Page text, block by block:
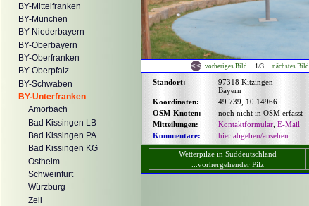
BY-Mittelfranken
BY-München
BY-Niederbayern
BY-Oberbayern
BY-Oberfranken
BY-Oberpfalz
BY-Schwaben
BY-Unterfranken
Amorbach
Bad Kissingen LB
Bad Kissingen PA
Bad Kissingen KG
Ostheim
Schweinfurt
Würzburg
Zeil
vorheriges Bild 1/3 nächstes Bild
Standort:
97318 Kitzingen
Bayern
Koordinaten:
49.739, 10.14966
OSM-Knoten:
noch nicht in OSM erfasst
Mitteilungen:
Kontaktformular E-Mail
Kommentare:
hier abgeben/ansehen
Wetterpilze in Süddeutschland
...vorhergehender Pilz